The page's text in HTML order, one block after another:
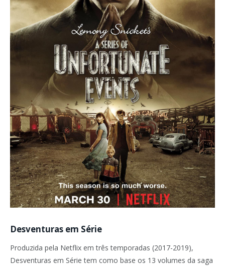
Desventuras em Série
Produzida pela Netflix em três temporadas (2017-2019),
Desventuras em Série tem como base os 13 volumes da saga